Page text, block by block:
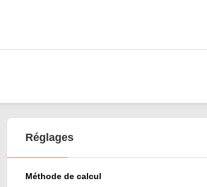
Réglages
Méthode de calcul